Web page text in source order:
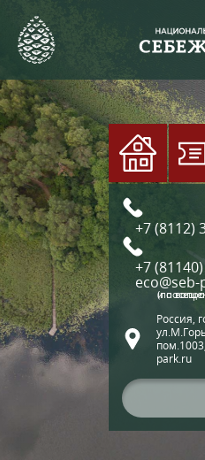
+7 (8112)
+7
(по вопросам экскурсий и
Россия,
park.ru